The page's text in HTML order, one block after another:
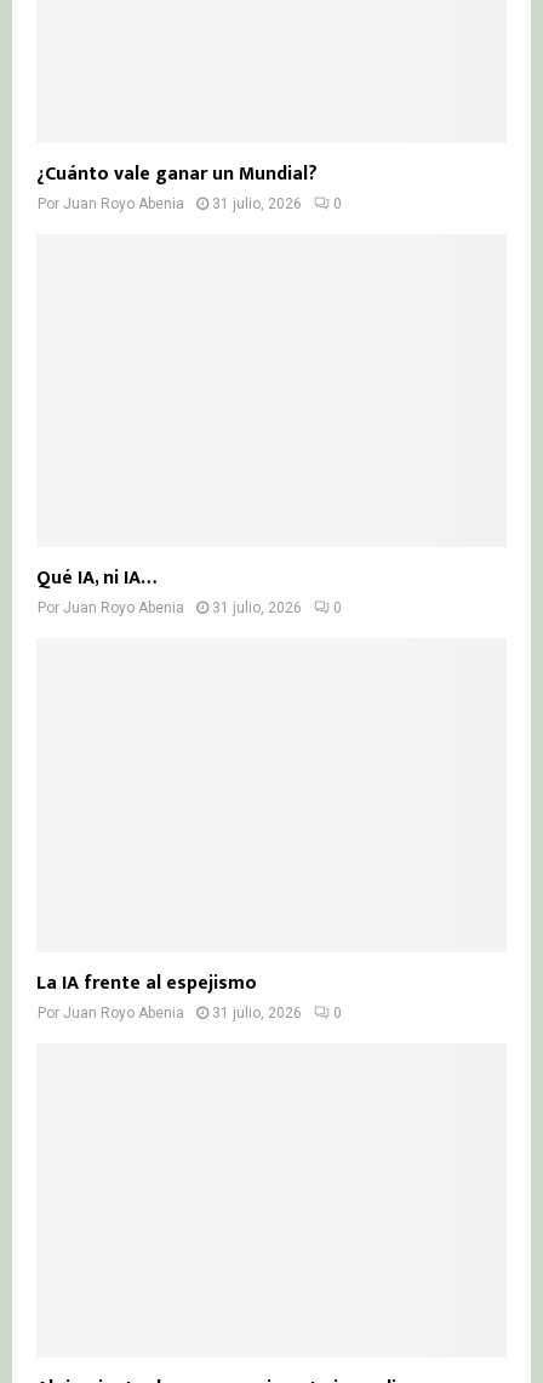
¿Cuánto vale ganar un Mundial?
Por Juan Royo Abenia 31 julio, 2026 0
Qué IA, ni IA…
Por Juan Royo Abenia 31 julio, 2026 0
La IA frente al espejismo
Por Juan Royo Abenia 31 julio, 2026 0